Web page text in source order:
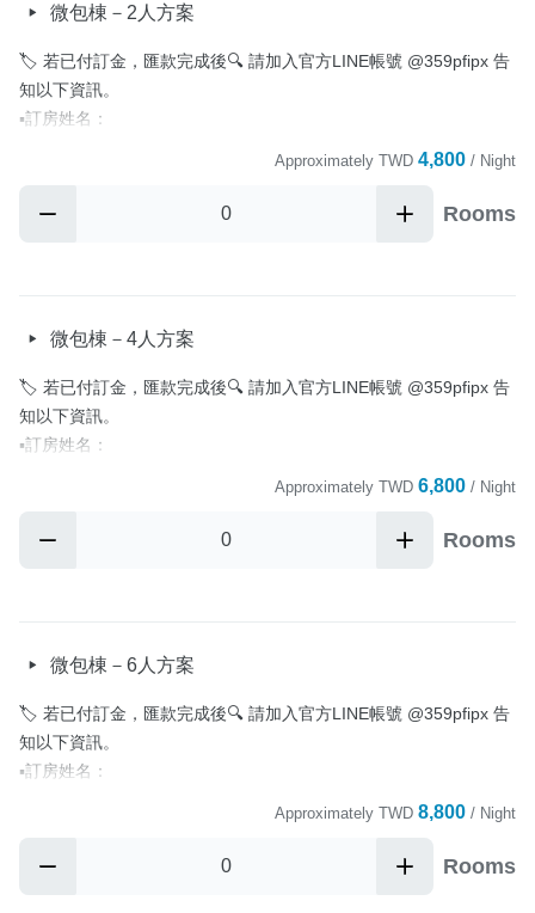
📌電動麻將桌、KTV、烤肉設備、卡牌遊戲等娛樂設備歡迎使用
📌共享空間（一樓整體空間）、娛樂設備皆可使用
—————————————
▪️可入住時間 15:00~20:00 / 退房時間為隔日上午 11 點前
▪️非住宿之訪客，將酌收 500 元清潔費
微包棟－2人方案
🏷️ 若已付訂金，匯款完成後🔍 請加入官方LINE帳號 @359pfipx 告
知以下資訊。
▪️訂房姓名：
📌電動麻將桌、KTV、烤肉設備、卡牌遊戲等娛樂設備歡迎使用
📌共享空間（一樓整體空間）、娛樂設備皆可使用
—————————————
▪️可入住時間 15:00~20:00 / 退房時間為隔日上午 11 點前
▪️非住宿之訪客，將酌收 500 元清潔費
Approximately TWD 4,800 / Night
Rooms
微包棟－4人方案
🏷️ 若已付訂金，匯款完成後🔍 請加入官方LINE帳號 @359pfipx 告
知以下資訊。
▪️訂房姓名：
📌電動麻將桌、KTV、烤肉設備、卡牌遊戲等娛樂設備歡迎使用
📌共享空間（一樓整體空間）、娛樂設備皆可使用
—————————————
▪️可入住時間 15:00~20:00 / 退房時間為隔日上午 11 點前
▪️非住宿之訪客，將酌收 500 元清潔費
Approximately TWD 6,800 / Night
Rooms
微包棟－6人方案
🏷️ 若已付訂金，匯款完成後🔍 請加入官方LINE帳號 @359pfipx 告
知以下資訊。
▪️訂房姓名：
Approximately TWD 8,800 / Night
Rooms